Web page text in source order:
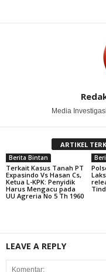
Media
ARTIKEL
Berita Bintan
Terkait Kasus Tanah PT
Expasindo Vs Hasan Cs,
Ketua L-KPK: Penyidik
Harus Mengacu pada
UU Agreria No 5 Th 1960
LEAVE A REPLY